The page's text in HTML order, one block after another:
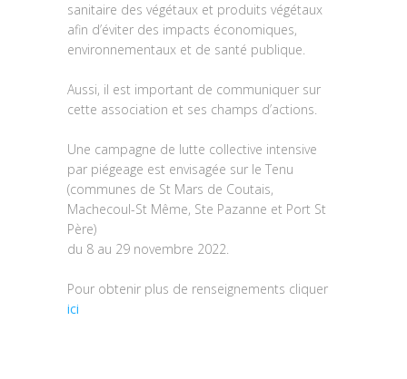
sanitaire des végétaux et produits végétaux
afin d’éviter des impacts économiques,
environnementaux et de santé publique.
Aussi, il est important de communiquer sur
cette association et ses champs d’actions.
Une campagne de lutte collective intensive
par piégeage est envisagée sur le Tenu
(communes de St Mars de Coutais,
Machecoul-St Même, Ste Pazanne et Port St
Père)
du 8 au 29 novembre 2022.
Pour obtenir plus de renseignements cliquer
ici